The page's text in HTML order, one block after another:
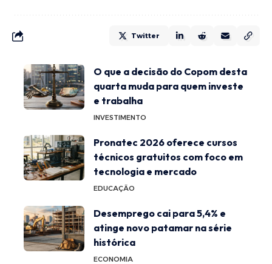
Twitter
O que a decisão do Copom desta
quarta muda para quem investe
e trabalha
INVESTIMENTO
Pronatec 2026 oferece cursos
técnicos gratuitos com foco em
tecnologia e mercado
EDUCAÇÃO
Desemprego cai para 5,4% e
atinge novo patamar na série
histórica
ECONOMIA